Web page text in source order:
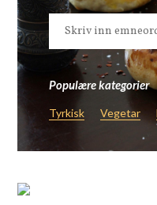
Populære kategorier
Tyrkisk Vegetar